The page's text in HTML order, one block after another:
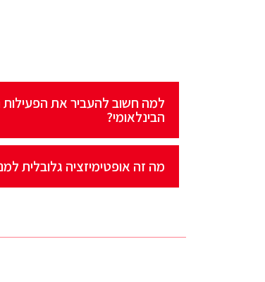
למה חשוב להעביר את
הבינלאומי?
מה זה אופטימיזציה גלובלית